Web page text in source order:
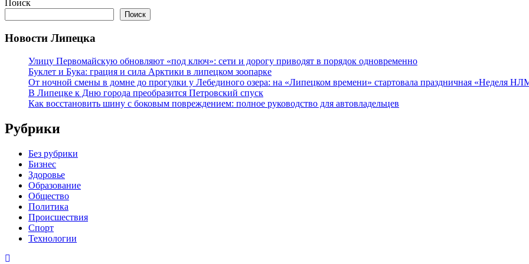
Поиск
Поиск
Новости Липецка
Улицу Первомайскую обновляют «под ключ»: сети и дорогу приводят в порядок одновременно
Буклет и Бука: грация и сила Арктики в липецком зоопарке
От ночной смены в домне до прогулки у Лебединого озера: на «Липецком времени» стартовала праздничная «Неделя
В Липецке к Дню города преобразится Петровский спуск
Как восстановить шину с боковым повреждением: полное руководство для автовладельцев
Рубрики
Без рубрики
Бизнес
Здоровье
Образование
Общество
Политика
Происшествия
Спорт
Технологии